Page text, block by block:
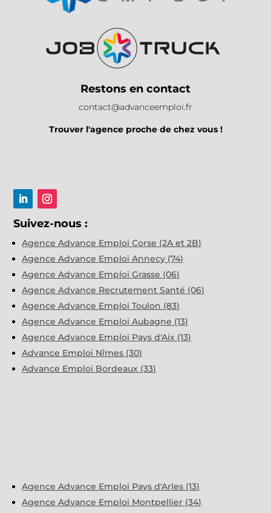
Restons en contact
contact@advanceemploi.fr
Trouver l'agence proche de chez vous !
Suivez-nous :
Agence Advance Emploi Corse (2A et 2B)
Agence Advance Emploi Annecy (74)
Agence Advance Emploi Grasse (06)
Agence Advance Recrutement Santé (06)
Agence Advance Emploi Toulon (83)
Agence Advance Emploi Aubagne (13)
Agence Advance Emploi Pays d'Aix (13)
Advance Emploi Nîmes (30)
Advance Emploi Bordeaux (33)
Agence Advance Emploi Pays d'Arles (13)
Agence Advance Emploi Montpellier (34)